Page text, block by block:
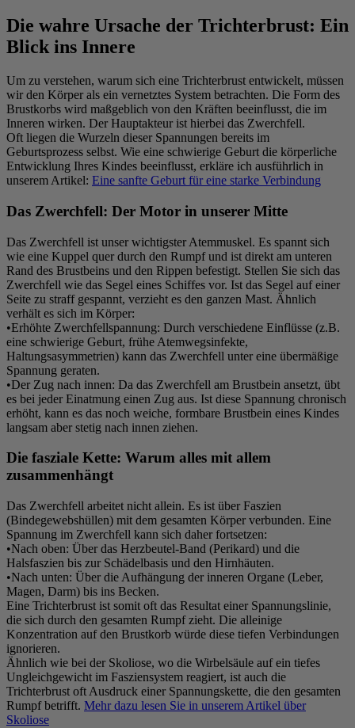
Die wahre Ursache der Trichterbrust: Ein
Blick ins Innere
Um zu verstehen, warum sich eine Trichterbrust entwickelt, müssen
wir den Körper als ein vernetztes System betrachten. Die Form des
Brustkorbs wird maßgeblich von den Kräften beeinflusst, die im
Inneren wirken. Der Hauptakteur ist hierbei das Zwerchfell.
Oft liegen die Wurzeln dieser Spannungen bereits im
Geburtsprozess selbst. Wie eine schwierige Geburt die körperliche
Entwicklung Ihres Kindes beeinflusst, erkläre ich ausführlich in
unserem Artikel: Eine sanfte Geburt für eine starke Verbindung
Das Zwerchfell: Der Motor in unserer Mitte
Das Zwerchfell ist unser wichtigster Atemmuskel. Es spannt sich
wie eine Kuppel quer durch den Rumpf und ist direkt am unteren
Rand des Brustbeins und den Rippen befestigt. Stellen Sie sich das
Zwerchfell wie das Segel eines Schiffes vor. Ist das Segel auf einer
Seite zu straff gespannt, verzieht es den ganzen Mast. Ähnlich
verhält es sich im Körper:
•Erhöhte Zwerchfellspannung: Durch verschiedene Einflüsse (z.B.
eine schwierige Geburt, frühe Atemwegsinfekte,
Haltungsasymmetrien) kann das Zwerchfell unter eine übermäßige
Spannung geraten.
•Der Zug nach innen: Da das Zwerchfell am Brustbein ansetzt, übt
es bei jeder Einatmung einen Zug aus. Ist diese Spannung chronisch
erhöht, kann es das noch weiche, formbare Brustbein eines Kindes
langsam aber stetig nach innen ziehen.
Die fasziale Kette: Warum alles mit allem
zusammenhängt
Das Zwerchfell arbeitet nicht allein. Es ist über Faszien
(Bindegewebshüllen) mit dem gesamten Körper verbunden. Eine
Spannung im Zwerchfell kann sich daher fortsetzen:
•Nach oben: Über das Herzbeutel-Band (Perikard) und die
Halsfaszien bis zur Schädelbasis und den Hirnhäuten.
•Nach unten: Über die Aufhängung der inneren Organe (Leber,
Magen, Darm) bis ins Becken.
Eine Trichterbrust ist somit oft das Resultat einer Spannungslinie,
die sich durch den gesamten Rumpf zieht. Die alleinige
Konzentration auf den Brustkorb würde diese tiefen Verbindungen
ignorieren.
Ähnlich wie bei der Skoliose, wo die Wirbelsäule auf ein tiefes
Ungleichgewicht im Fasziensystem reagiert, ist auch die
Trichterbrust oft Ausdruck einer Spannungskette, die den gesamten
Rumpf betrifft. Mehr dazu lesen Sie in unserem Artikel über
Skoliose